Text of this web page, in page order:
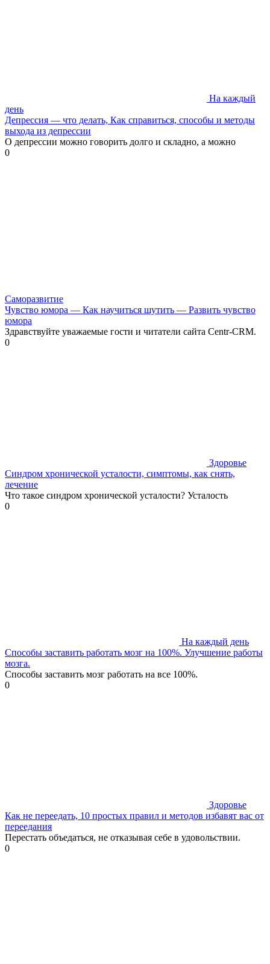
На каждый
день
Депрессия — что делать, Как справиться, способы и методы
выхода из депрессии
О депрессии можно говорить долго и складно, а можно
0
Саморазвитие
Чувство юмора — Как научиться шутить — Развить чувство
юмора
Здравствуйте уважаемые гости и читатели сайта Centr-CRM.
0
Здоровье
Синдром хронической усталости, симптомы, как снять,
лечение
Что такое синдром хронической усталости? Усталость
0
На каждый день
Способы заставить работать мозг на 100%. Улучшение работы
мозга.
Способы заставить мозг работать на все 100%.
0
Здоровье
Как не переедать, 10 простых правил и методов избавят вас от
переедания
Перестать объедаться, не отказывая себе в удовольствии.
0